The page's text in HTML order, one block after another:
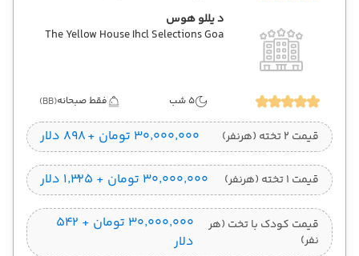
د یللو هوس
The Yellow House Ihcl Selections Goa
5 شب فقط صبحانه(BB)
قیمت 2 تخته (هرنفر) ۳۰٬۰۰۰٬۰۰۰ تومان + ۸۹۸ دلار
قیمت 1 تخته (هرنفر) ۳۰٬۰۰۰٬۰۰۰ تومان + ۱٬۳۲۵ دلار
قیمت کودک با تخت (هر
نفر)
۳۰٬۰۰۰٬۰۰۰ تومان + ۵۴۲
دلار